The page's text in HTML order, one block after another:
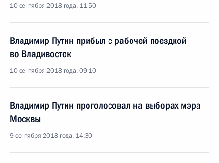
10 сентября 2018 года, 11:50
Владимир Путин прибыл с рабочей поездкой
во Владивосток
10 сентября 2018 года, 09:10
Владимир Путин проголосовал на выборах мэра
Москвы
9 сентября 2018 года, 14:30